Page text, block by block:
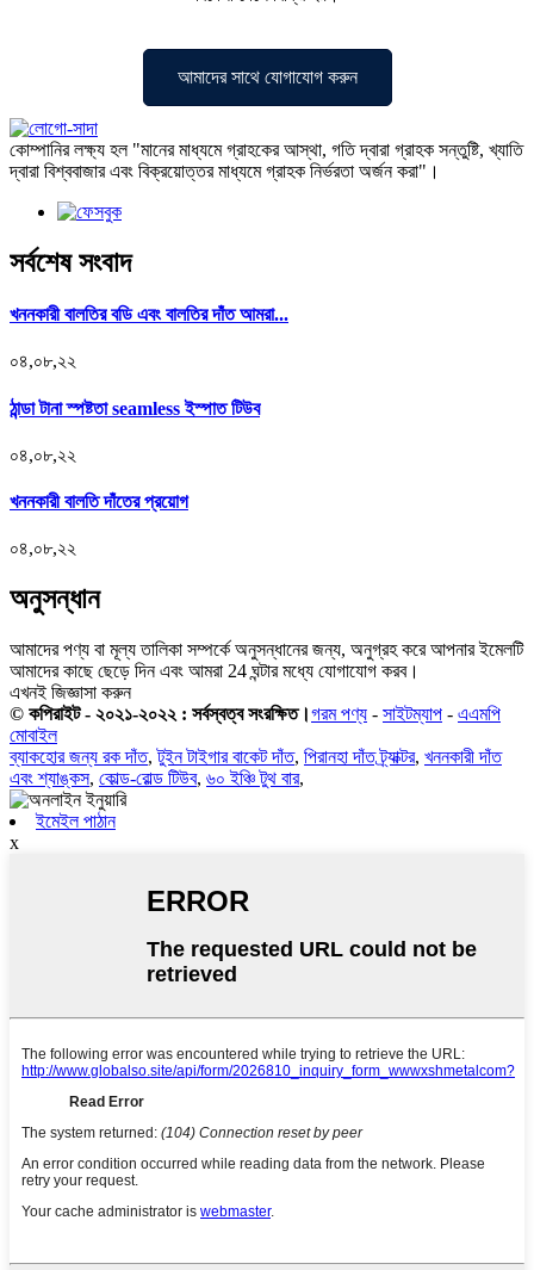
আমাদের সাথে যোগাযোগ করুন
কোম্পানির লক্ষ্য হল "মানের মাধ্যমে গ্রাহকের আস্থা, গতি দ্বারা গ্রাহক সন্তুষ্টি, খ্যাতি
দ্বারা বিশ্ববাজার এবং বিক্রয়োত্তর মাধ্যমে গ্রাহক নির্ভরতা অর্জন করা"।
সর্বশেষ সংবাদ
খননকারী বালতির বডি এবং বালতির দাঁত আমরা...
০৪,০৮,২২
ঠান্ডা টানা স্পষ্টতা seamless ইস্পাত টিউব
০৪,০৮,২২
খননকারী বালতি দাঁতের প্রয়োগ
০৪,০৮,২২
অনুসন্ধান
আমাদের পণ্য বা মূল্য তালিকা সম্পর্কে অনুসন্ধানের জন্য, অনুগ্রহ করে আপনার ইমেলটি
আমাদের কাছে ছেড়ে দিন এবং আমরা 24 ঘন্টার মধ্যে যোগাযোগ করব।
এখনই জিজ্ঞাসা করুন
© কপিরাইট - ২০২১-২০২২ : সর্বস্বত্ব সংরক্ষিত।গরম পণ্য - সাইটম্যাপ - এএমপি
মোবাইল
ব্যাকহোর জন্য রক দাঁত,টুইন টাইগার বাকেট দাঁত, পিরানহা দাঁত ট্র্যাক্টর, খননকারী দাঁত
এবং শ্যাঙ্কস, কোল্ড-রোল্ড টিউব, ৬০ ইঞ্চি টুথ বার,
ইমেইল পাঠান
x